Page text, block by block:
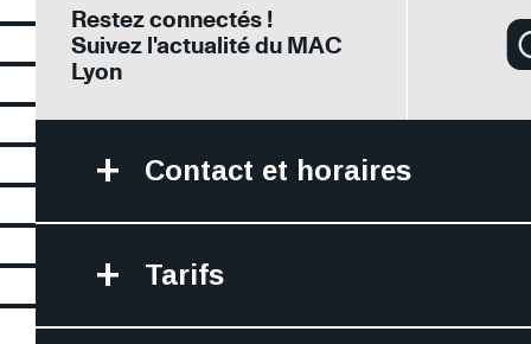
facebook
twitterRestez connectés !
Suivez l'actualité du MAC
Lyon
Contact et horaires
Tarifs